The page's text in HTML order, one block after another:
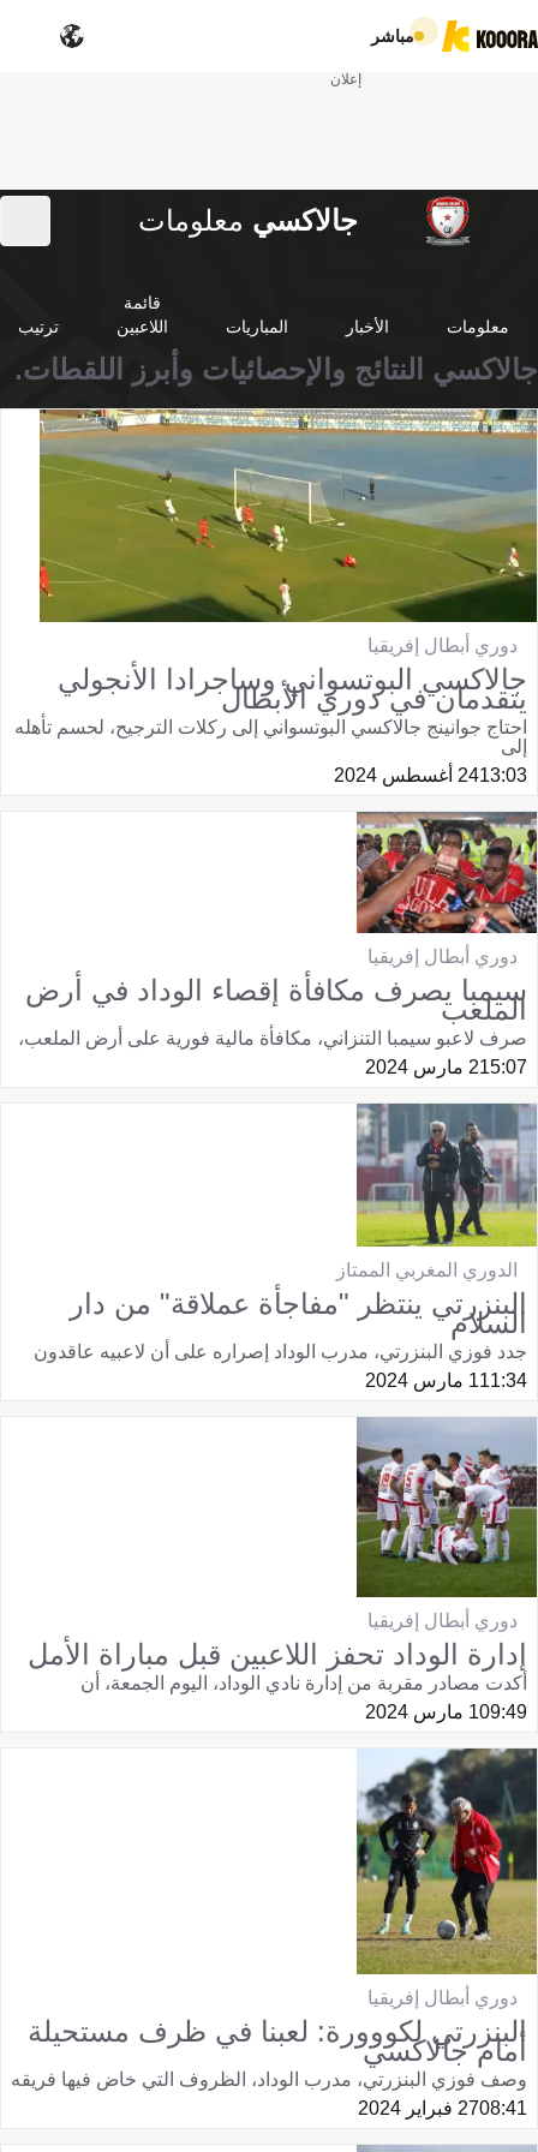
مباشر
إعلان
جالاكسي معلومات
معلومات الأخبار المباريات
قائمة
اللاعبين
ترتيب
جالاكسي النتائج والإحصائيات وأبرز اللقطات.
دوري أبطال إفريقيا
جالاكسي البوتسواني وساجرادا الأنجولي
يتقدمان في دوري الأبطال
احتاج جوانينج جالاكسي البوتسواني إلى ركلات الترجيح، لحسم تأهله
إلى
13:0324 أغسطس 2024
دوري أبطال إفريقيا
سيمبا يصرف مكافأة إقصاء الوداد في أرض
الملعب
صرف لاعبو سيمبا التنزاني، مكافأة مالية فورية على أرض الملعب،
15:072 مارس 2024
الدوري المغربي الممتاز
البنزرتي ينتظر "مفاجأة عملاقة" من دار
السلام
جدد فوزي البنزرتي، مدرب الوداد إصراره على أن لاعبيه عاقدون
11:341 مارس 2024
دوري أبطال إفريقيا
إدارة الوداد تحفز اللاعبين قبل مباراة الأمل
أكدت مصادر مقربة من إدارة نادي الوداد، اليوم الجمعة، أن
09:491 مارس 2024
دوري أبطال إفريقيا
البنزرتي لكووورة: لعبنا في ظرف مستحيلة
أمام جالاكسي
وصف فوزي البنزرتي، مدرب الوداد، الظروف التي خاض فيها فريقه
08:4127 فبراير 2024